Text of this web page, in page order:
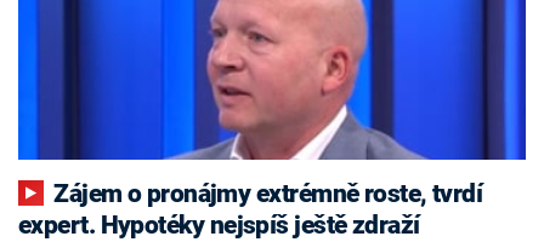
Zájem o pronájmy extrémně roste, tvrdí
expert. Hypotéky nejspíš ještě zdraží